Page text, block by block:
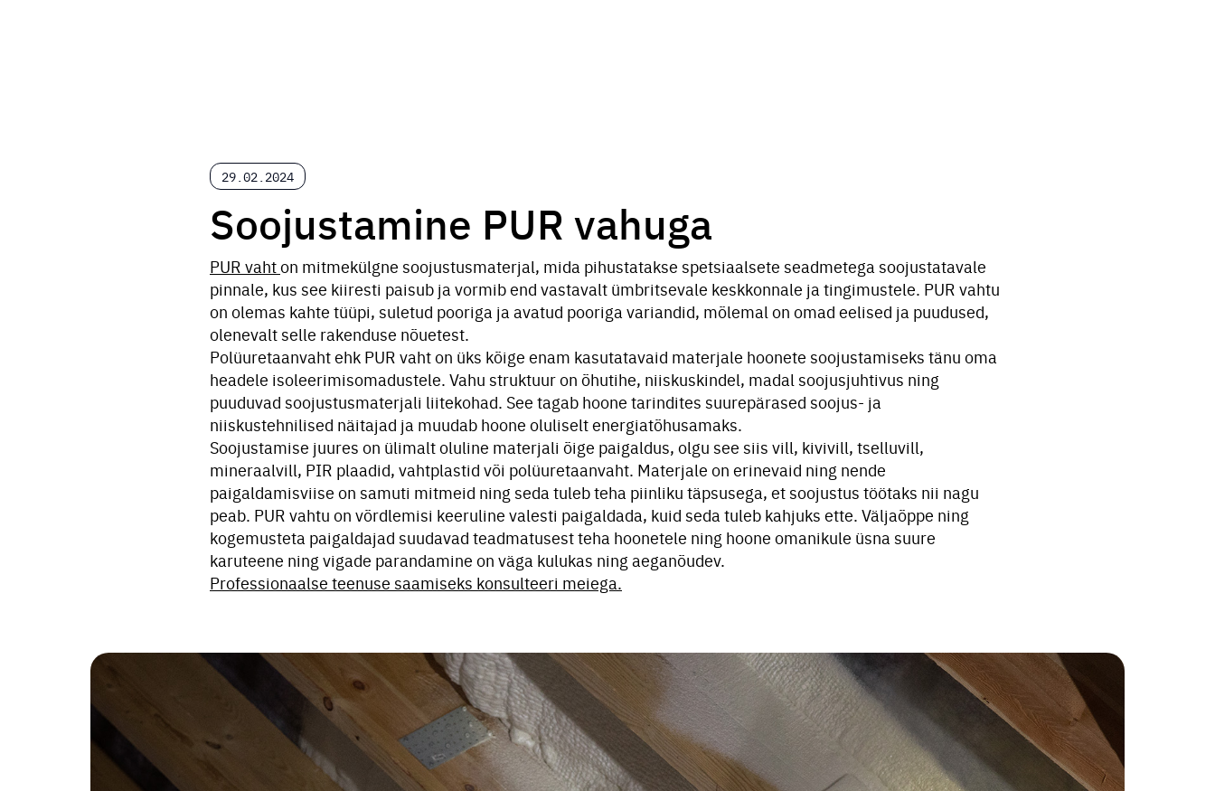
29.02.2024
Soojustamine PUR vahuga
PUR vahton mitmekülgne soojustusmaterjal, mida pihustatakse spetsiaalsete seadmetega soojustatavale
pinnale, kus see kiiresti paisub ja vormib end vastavalt ümbritsevale keskkonnale ja tingimustele. PUR vahtu
on olemas kahte tüüpi, suletud pooriga ja avatud pooriga variandid, mõlemal on omad eelised ja puudused,
olenevalt selle rakenduse nõuetest.
Polüuretaanvaht ehk PUR vaht on üks kõige enam kasutatavaid materjale hoonete soojustamiseks tänu oma
headele isoleerimisomadustele. Vahu struktuur on õhutihe, niiskuskindel, madal soojusjuhtivus ning
puuduvad soojustusmaterjali liitekohad. See tagab hoone tarindites suurepärased soojus- ja
niiskustehnilised näitajad ja muudab hoone oluliselt energiatõhusamaks.
Soojustamise juures on ülimalt oluline materjali õige paigaldus, olgu see siis vill, kivivill, tselluvill,
mineraalvill, PIR plaadid, vahtplastid või polüuretaanvaht. Materjale on erinevaid ning nende
paigaldamisviise on samuti mitmeid ning seda tuleb teha piinliku täpsusega, et soojustus töötaks nii nagu
peab. PUR vahtu on võrdlemisi keeruline valesti paigaldada, kuid seda tuleb kahjuks ette. Väljaõppe ning
kogemusteta paigaldajad suudavad teadmatusest teha hoonetele ning hoone omanikule üsna suure
karuteene ning vigade parandamine on väga kulukas ning aeganõudev.
Professionaalse teenuse saamiseks konsulteeri meiega.